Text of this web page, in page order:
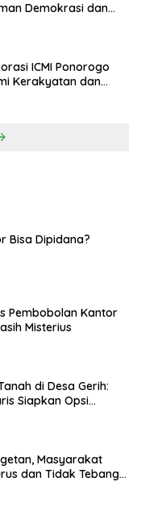
Demokrasi dan
ICMI Ponorogo
Kerakyatan dan
Bisa Dipidana?
Pembobolan Kantor
Misterius
di Desa Gerih:
Siapkan Opsi
Masyarakat
dan Tidak Tebang